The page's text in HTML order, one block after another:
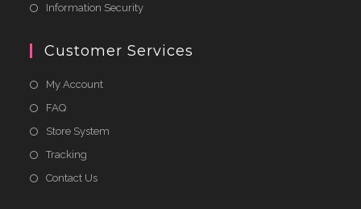
Information Security
Customer Services
My Account
FAQ
Store System
Tracking
Contact Us